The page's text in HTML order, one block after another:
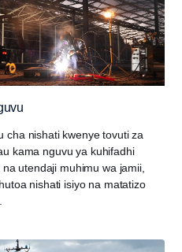
cha nishati kwenye tovuti za
kama nguvu ya kuhifadhi
utendaji muhimu wa jamii,
nishati isiyo na matatizo